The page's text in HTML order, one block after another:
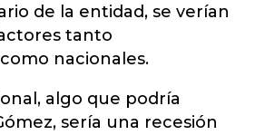
de la entidad, se verían
tanto
nacionales.
algo que podría
sería una recesión